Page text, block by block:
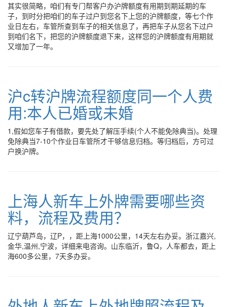
其实很简略，咱们有专门帮客户办沪牌额度有用期到期延期的车
子，到时分把咱们的车子过户到您名下上您的沪牌额度，等七个作
业日左右，车管所查到车子的相关信息了，再把车子从您名下过户
到咱们名下，把您的沪牌额度退下来，这样您的沪牌额度有用期就
又增加了一年。
沪c转沪牌流程额度同一个人费
用:本人已婚或未婚
1,假如您车子有借款，要先处了解压手续(个人不能免除典当)。处理
免除典当7-10个作业日车管所才干够信息归档。等归档后，方可过
户换沪牌。
上海人新车上外牌需要哪些资
料，流程及费用？
辽宁葫芦岛，辽P，，距上海1000公里，14天左右办妥。浙江嘉兴,
金华,温州,宁波，详细来电咨询。山东临沂，鲁Q，人车都去，距上
海600多公里，7天多办妥。